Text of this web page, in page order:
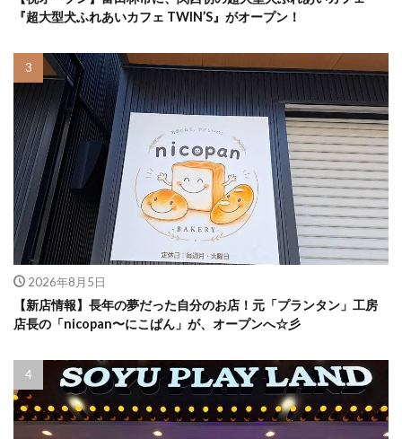
『超大型犬ふれあいカフェ TWIN’S』がオープン！
2026年8月5日
【新店情報】長年の夢だった自分のお店！元「プランタン」工房
店長の「nicopan〜にこぱん」が、オープンへ☆彡